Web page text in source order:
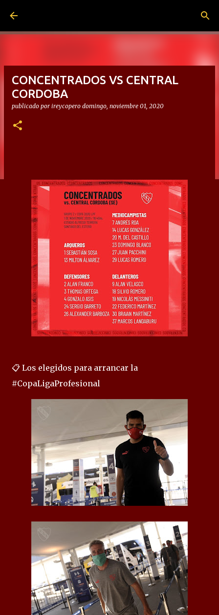
CONCENTRADOS VS CENTRAL
CORDOBA
publicado por ireycopero domingo, noviembre 01, 2020
📋 Los elegidos para arrancar la
#CopaLigaProfesional